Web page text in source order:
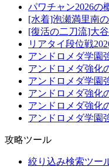
パワチャン2026の
[水着]泡瀬満里南
[復活の二刀流]大
リアタイ段位戦
アンドロメダ学園
アンドロメダ強化
アンドロメダ学園
アンドロメダ強化
アンドロメダ強化
アンドロメダ学園
攻略ツール
絞り込み検索ツー